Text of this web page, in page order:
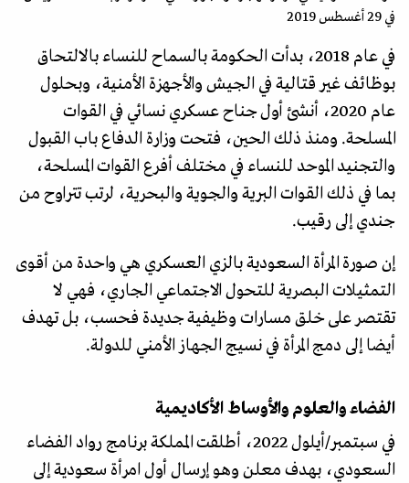
في 29 أغسطس 2019
في عام 2018، بدأت الحكومة بالسماح للنساء بالالتحاق
بوظائف غير قتالية في الجيش والأجهزة الأمنية، وبحلول
عام 2020، أنشئ أول جناح عسكري نسائي في القوات
المسلحة. ومنذ ذلك الحين، فتحت وزارة الدفاع باب القبول
والتجنيد الموحد للنساء في مختلف أفرع القوات المسلحة،
بما في ذلك القوات البرية والجوية والبحرية، لرتب تتراوح من
جندي إلى رقيب.
إن صورة المرأة السعودية بالزي العسكري هي واحدة من أقوى
التمثيلات البصرية للتحول الاجتماعي الجاري، فهي لا
تقتصر على خلق مسارات وظيفية جديدة فحسب، بل تهدف
أيضا إلى دمج المرأة في نسيج الجهاز الأمني للدولة.
الفضاء والعلوم والأوساط الأكاديمية
في سبتمبر/أيلول 2022، أطلقت المملكة برنامج رواد الفضاء
السعودي، بهدف معلن وهو إرسال أول امرأة سعودية إلى